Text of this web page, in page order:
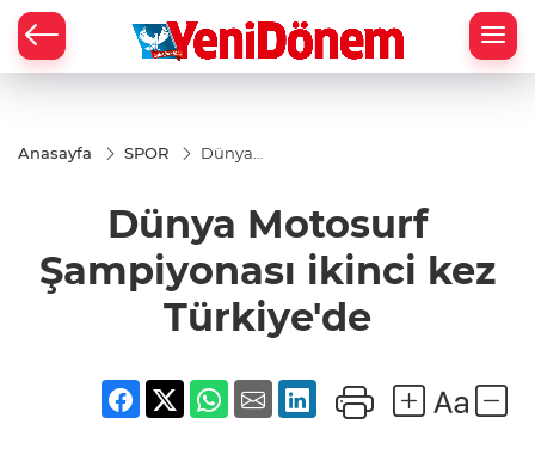
Anasayfa SPOR
Dünya
ikinci kez
Türkiye'de
Dünya Motosurf
Şampiyonası ikinci kez
Türkiye'de